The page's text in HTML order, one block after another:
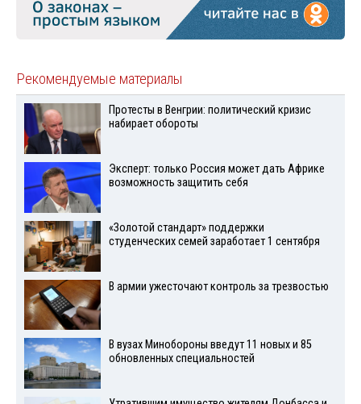
Рекомендуемые материалы
Протесты в Венгрии: политический кризис
набирает обороты
Эксперт: только Россия может дать Африке
возможность защитить себя
«Золотой стандарт» поддержки
студенческих семей заработает 1 сентября
В армии ужесточают контроль за трезвостью
В вузах Минобороны введут 11 новых и 85
обновленных специальностей